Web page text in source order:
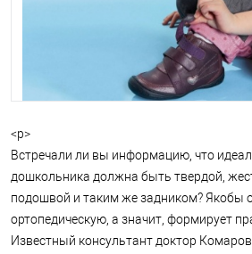
<p>
Встречали ли вы информацию, что
дошкольника должна быть твердой,
подошвой и таким же задником? Якобы
ортопедическую, а значит, формирует
Известный консультант доктор